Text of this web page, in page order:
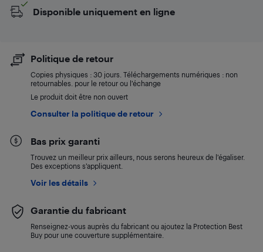
Disponible uniquement en ligne
Politique de retour
Copies physiques : 30 jours. Téléchargements numériques : non
retournables. pour le retour ou l’échange
Le produit doit être non ouvert
Consulter la politique de retour
Bas prix garanti
Trouvez un meilleur prix ailleurs, nous serons heureux de l’égaliser.
Des exceptions s’appliquent.
Voir les détails
Garantie du fabricant
Renseignez-vous auprès du fabricant ou ajoutez la Protection Best
Buy pour une couverture supplémentaire.